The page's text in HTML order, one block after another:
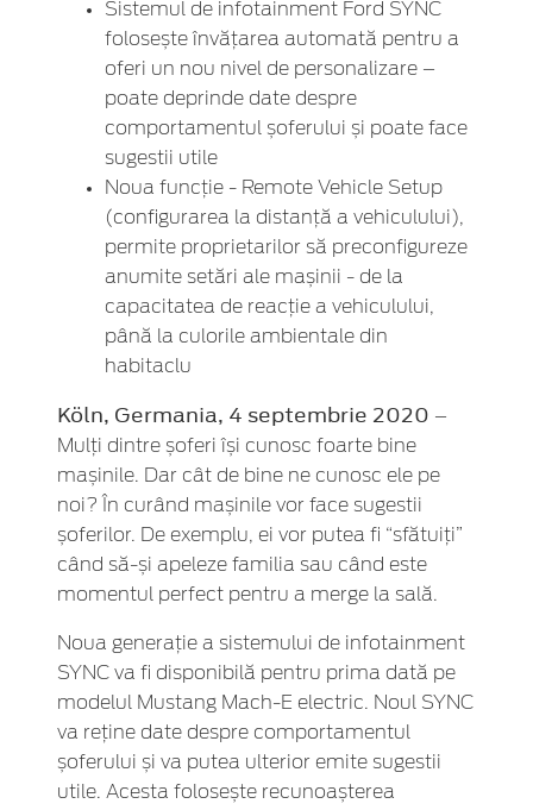
Sistemul de infotainment Ford SYNC
folosește învățarea automată pentru a
oferi un nou nivel de personalizare –
poate deprinde date despre
comportamentul șoferului și poate face
sugestii utile
Noua funcție - Remote Vehicle Setup
(configurarea la distanță a vehiculului),
permite proprietarilor să preconfigureze
anumite setări ale mașinii - de la
capacitatea de reacție a vehiculului,
până la culorile ambientale din
habitaclu
Köln, Germania, 4 septembrie 2020 –
Mulți dintre șoferi își cunosc foarte bine
mașinile. Dar cât de bine ne cunosc ele pe
noi? În curând mașinile vor face sugestii
șoferilor. De exemplu, ei vor putea fi “sfătuiți”
când să-și apeleze familia sau când este
momentul perfect pentru a merge la sală.
Noua generație a sistemului de infotainment
SYNC va fi disponibilă pentru prima dată pe
modelul Mustang Mach-E electric. Noul SYNC
va reține date despre comportamentul
șoferului și va putea ulterior emite sugestii
utile. Acesta folosește recunoașterea